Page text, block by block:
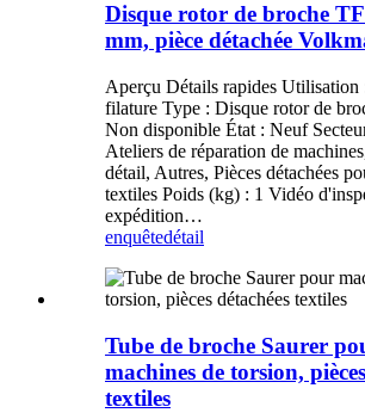
Disque rotor de broche
mm, pièce détachée
Aperçu Détails rapides Utilisation
filature Type : Disque rotor de
Non disponible État : Neuf
Ateliers de réparation de
détail, Autres, Pièces détachées
textiles Poids (kg) : 1 Vidéo
expédition…
enquêtedétail
Tube de broche Saurer
machines de torsion,
textiles